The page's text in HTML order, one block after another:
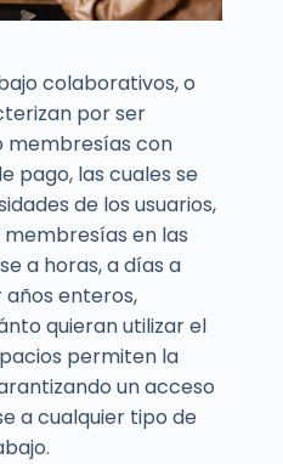
colaborativos, o
por ser
membresías con
pago, las cuales se
de los usuarios,
en las
a horas, a días a
años enteros,
quieran utilizar el
permiten la
un acceso
a cualquier tipo de